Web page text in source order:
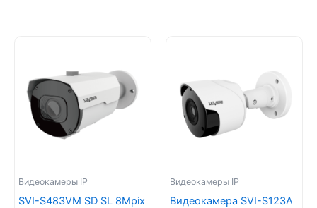
Видеокамеры IP
SVI-S483VM SD SL 8Mpix
Видеокамеры IP
Видеокамера SVI-S123A